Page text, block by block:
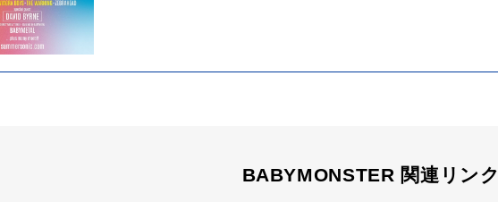
BABYMONSTER 関連リンク